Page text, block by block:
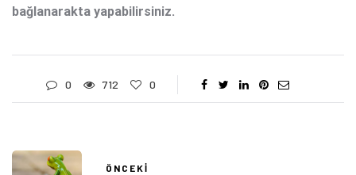
bağlanarakta yapabilirsiniz.
0 712 0
ÖNCEKI